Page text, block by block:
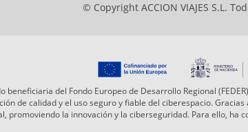
© Copyright ACCION VIAJES S.L.
beneficiaria del Fondo Europeo de Desarrollo Regional
de calidad y el uso seguro y fiable del ciberespacio.
promoviendo la innovación y la ciberseguridad. Para ello, ha